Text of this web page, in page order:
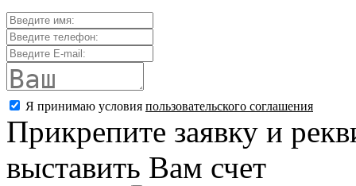
Я принимаю условия пользовательского соглашения
Прикрепите заявку и
выставить Вам счет